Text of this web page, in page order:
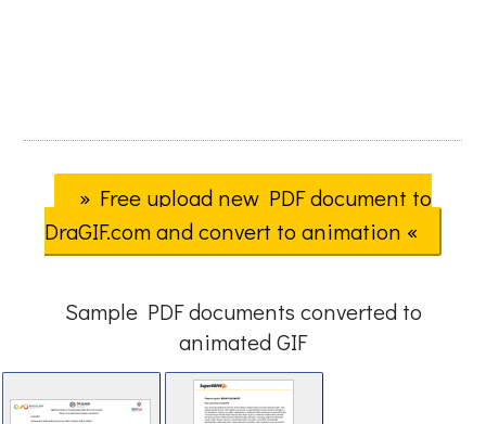
» Free upload new PDF document to
DraGIF.com and convert to animation «
Sample PDF documents converted to
animated GIF